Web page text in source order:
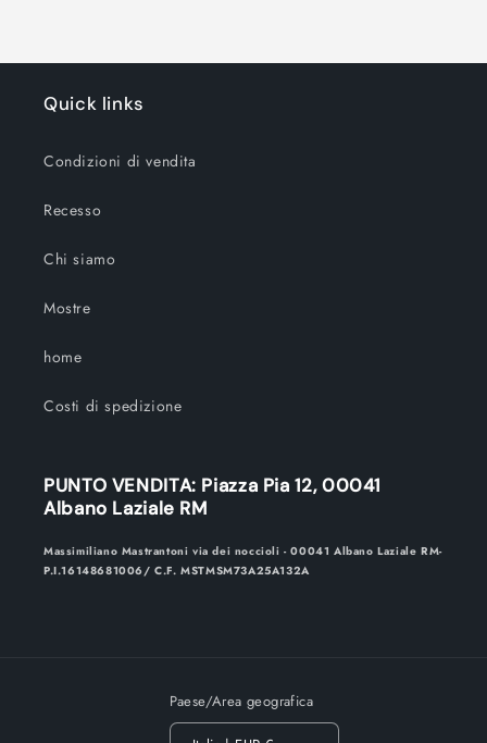
Quick links
Condizioni di vendita
Recesso
Chi siamo
Mostre
home
Costi di spedizione
PUNTO VENDITA: Piazza Pia 12, 00041
Albano Laziale RM
Massimiliano Mastrantoni via dei noccioli - 00041 Albano Laziale RM-
P.I.16148681006/ C.F. MSTMSM73A25A132A
Paese/Area geografica